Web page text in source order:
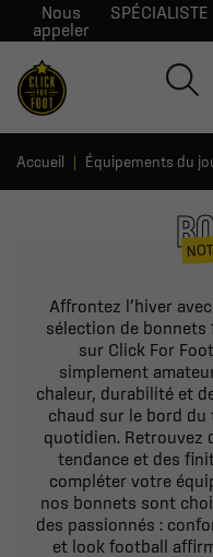
Nous
appeler
SPÉCIALISTE
Accueil Équipements du
Affrontez l’hiver
sélection de bonnets
sur Click For
simplement
chaleur, durabilité et
chaud sur le bord du
quotidien. Retrouvez
tendance et des
compléter votre
nos bonnets sont
des passionnés :
et look football